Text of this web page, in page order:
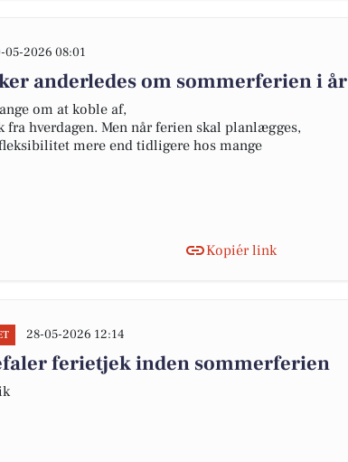
05-2026 08:01
anderledes om sommerferien i år
om at koble af,
hverdagen. Men når ferien skal planlægges,
mere end tidligere hos mange
Kopiér link
28-05-2026 12:14
ferietjek inden sommerferien